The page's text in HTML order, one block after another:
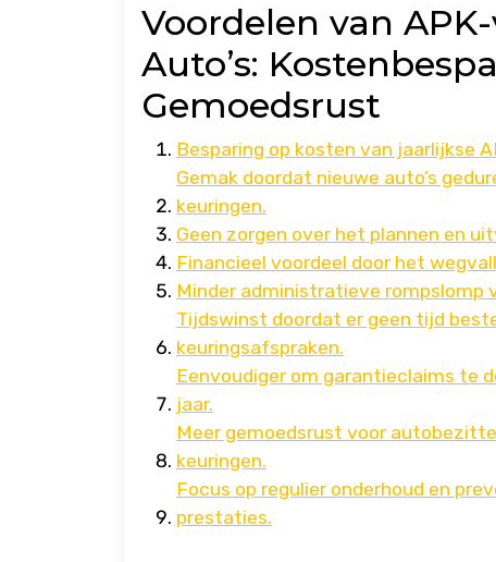
Voordelen van
Auto’s:
Gemoedsrust
Besparing op kosten van jaarlijkse
Gemak doordat nieuwe auto’s
keuringen.
Geen zorgen over het plannen en
Financieel voordeel door het
Minder administratieve rompslomp
Tijdswinst doordat er geen tijd
keuringsafspraken.
Eenvoudiger om garantieclaims te
jaar.
Meer gemoedsrust voor
keuringen.
Focus op regulier onderhoud en
prestaties.